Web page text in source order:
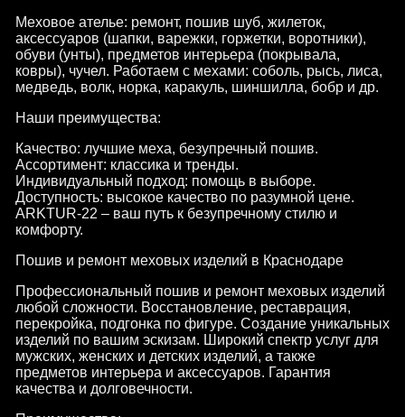
Меховое ателье: ремонт, пошив шуб, жилеток,
аксессуаров (шапки, варежки, горжетки, воротники),
обуви (унты), предметов интерьера (покрывала,
ковры), чучел. Работаем с мехами: соболь, рысь, лиса,
медведь, волк, норка, каракуль, шиншилла, бобр и др.
Наши преимущества:
Качество: лучшие меха, безупречный пошив.
Ассортимент: классика и тренды.
Индивидуальный подход: помощь в выборе.
Доступность: высокое качество по разумной цене.
ARKTUR-22 – ваш путь к безупречному стилю и
комфорту.
Пошив и ремонт меховых изделий в Краснодаре
Профессиональный пошив и ремонт меховых изделий
любой сложности. Восстановление, реставрация,
перекройка, подгонка по фигуре. Создание уникальных
изделий по вашим эскизам. Широкий спектр услуг для
мужских, женских и детских изделий, а также
предметов интерьера и аксессуаров. Гарантия
качества и долговечности.